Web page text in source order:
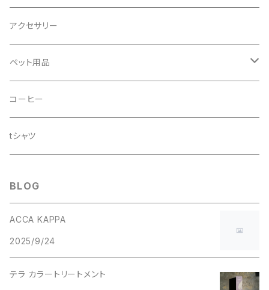
アクセサリー
ペット用品
ドッグシャンプー
コーヒー
tシャツ
BLOG
ACCA KAPPA
2025/9/24
テラ カラートリートメント